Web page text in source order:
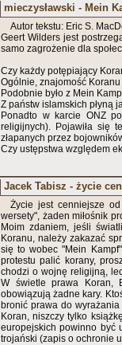
mieczysławski - Mein
Autor tekstu: Eric S.
Geert Wilders jest
samo zagrożenie dla
Czy każdy potępiający
Ogólnie, znajomość
Podobnie było z Mein
Z państw islamskich płyną
Ponadto w karcie ONZ
religijnych). Pojawiła się
złapanych przez
Czy ustępstwa względem
Jacek Tabisz - życie
Życie jest cenniejsze
wersety", żaden miłośnik
Moim zdaniem, jeśli
Koranu, należy zakazać
się to wobec "Mein
protestu palić korany,
chodzi o wojnę religijną,
W świetle prawa Koran,
obowiązują żadne kary.
bronić prawa do
Koran, niszczy tylko
europejskich powinno być
trojański (zapis o ochronie